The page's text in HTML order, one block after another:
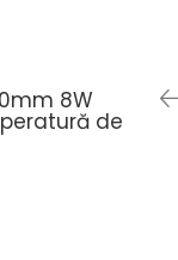
8W
de